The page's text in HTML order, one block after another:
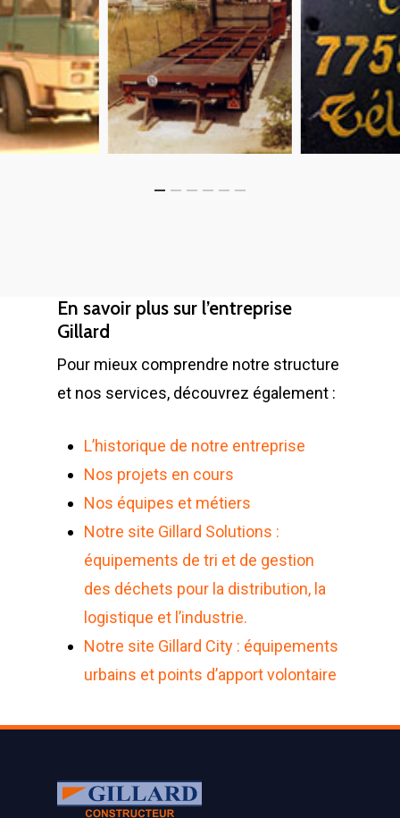
En savoir plus sur l’entreprise
Gillard
Pour mieux comprendre notre structure
et nos services, découvrez également :
L’historique de notre entreprise
Nos projets en cours
Nos équipes et métiers
Notre site Gillard Solutions :
équipements de tri et de gestion
des déchets pour la distribution, la
logistique et l’industrie.
Notre site Gillard City : équipements
urbains et points d’apport volontaire